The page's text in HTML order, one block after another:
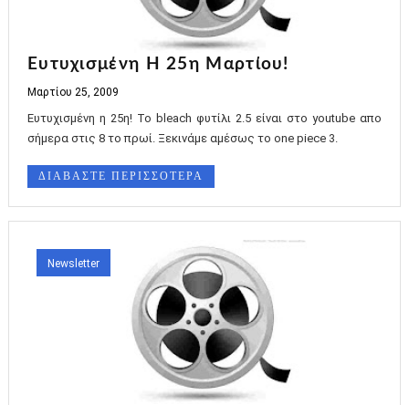
Ευτυχισμένη Η 25η Μαρτίου!
Μαρτίου 25, 2009
Ευτυχισμένη η 25η! Το bleach φυτίλι 2.5 είναι στο youtube απο
σήμερα στις 8 το πρωί. Ξεκινάμε αμέσως το one piece 3.
ΔΙΑΒΑΣΤΕ ΠΕΡΙΣΣΟΤΕΡΑ
Newsletter